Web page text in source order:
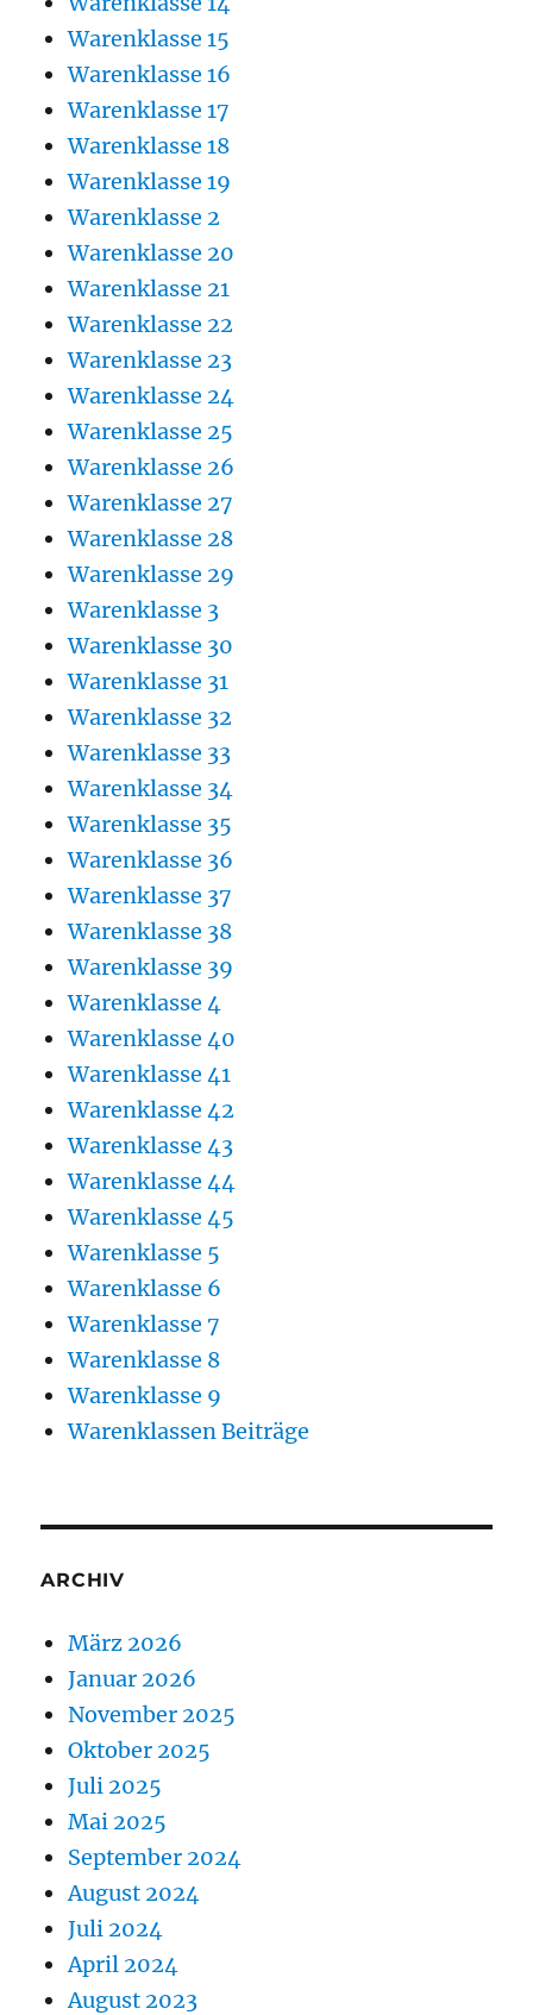
Warenklasse 15
Warenklasse 16
Warenklasse 17
Warenklasse 18
Warenklasse 19
Warenklasse 2
Warenklasse 20
Warenklasse 21
Warenklasse 22
Warenklasse 23
Warenklasse 24
Warenklasse 25
Warenklasse 26
Warenklasse 27
Warenklasse 28
Warenklasse 29
Warenklasse 3
Warenklasse 30
Warenklasse 31
Warenklasse 32
Warenklasse 33
Warenklasse 34
Warenklasse 35
Warenklasse 36
Warenklasse 37
Warenklasse 38
Warenklasse 39
Warenklasse 4
Warenklasse 40
Warenklasse 41
Warenklasse 42
Warenklasse 43
Warenklasse 44
Warenklasse 45
Warenklasse 5
Warenklasse 6
Warenklasse 7
Warenklasse 8
Warenklasse 9
Warenklassen Beiträge
ARCHIV
März 2026
Januar 2026
November 2025
Oktober 2025
Juli 2025
Mai 2025
September 2024
August 2024
Juli 2024
April 2024
August 2023